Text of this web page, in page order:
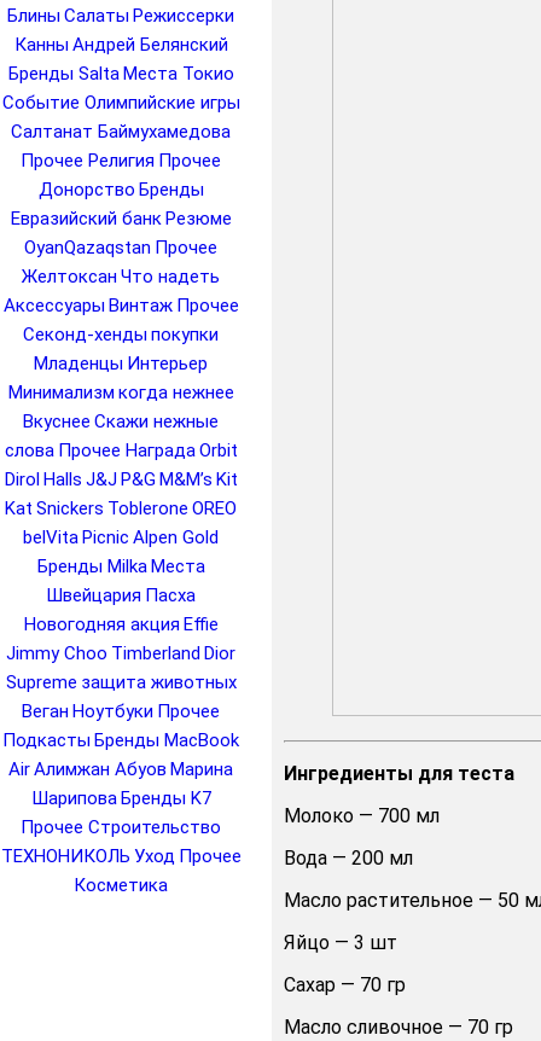
Блины Салаты Режиссерки
Канны Андрей Белянский
Бренды Salta Места Токио
Событие Олимпийские игры
Салтанат Баймухамедова
Прочее Религия Прочее
Донорство Бренды
Евразийский банк Резюме
OyanQazaqstan Прочее
Желтоксан Что надеть
Аксессуары Винтаж Прочее
Секонд-хенды покупки
Младенцы Интерьер
Минимализм когда нежнее
Вкуснее Скажи нежные
слова Прочее НаградаOrbit
Dirol Halls J&J P&G M&M’s Kit
Kat Snickers Toblerone OREO
belVita Picnic Alpen Gold
Бренды Milka Места
Швейцария Пасха
Новогодняя акция Effie
Jimmy Choo Timberland Dior
Supreme защита животных
Веган Ноутбуки Прочее
Подкасты Бренды MacBook
AirАлимжан Абуов Марина
Шарипова Бренды K7
Прочее Строительство
ТЕХНОНИКОЛЬ Уход Прочее
Косметика
Ингредиенты для теста
Молоко — 700 мл
Вода — 200 мл
Масло растительное — 50
Яйцо — 3 шт
Сахар — 70 гр
Масло сливочное — 70 гр